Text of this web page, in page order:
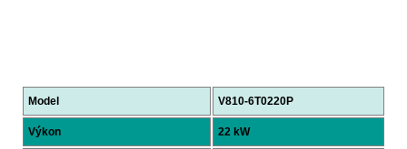
Model V810-6T0220P
Výkon 22 kW